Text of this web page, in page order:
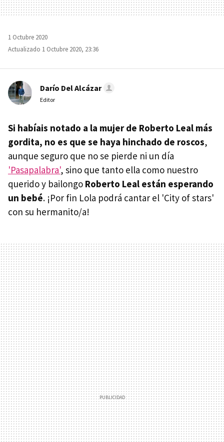
1 Octubre 2020
Actualizado 1 Octubre 2020, 23:36
Darío Del Alcázar
Editor
Si habíais notado a la mujer de Roberto Leal más
gordita, no es que se haya hinchado de roscos,
aunque seguro que no se pierde ni un día
'Pasapalabra', sino que tanto ella como nuestro
querido y bailongo Roberto Leal están esperando
un bebé. ¡Por fin Lola podrá cantar el 'City of stars'
con su hermanito/a!